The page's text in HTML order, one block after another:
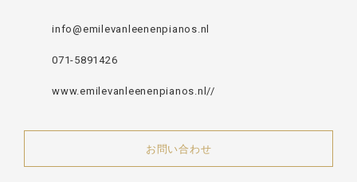
info@emilevanleenenpianos.nl
071-5891426
www.emilevanleenenpianos.nl//
お問い合わせ